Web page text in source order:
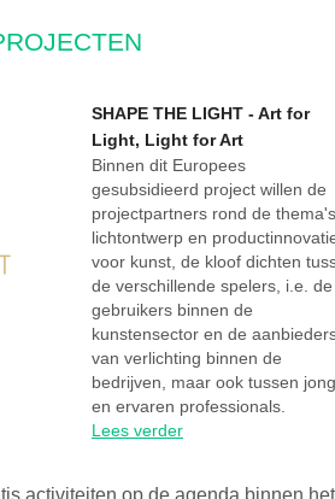
SHAPE THE LIGHT - Art for
Light, Light for Art
Binnen dit Europees
gesubsidieerd project willen de
projectpartners rond de thema's
lichtontwerp en
voor kunst, de kloof dichten
de verschillende spelers, i.e. de
gebruikers binnen de
kunstensector en de
van verlichting binnen de
bedrijven, maar ook tussen
en ervaren professionals.
Lees verder
activiteiten op de agenda binnen het